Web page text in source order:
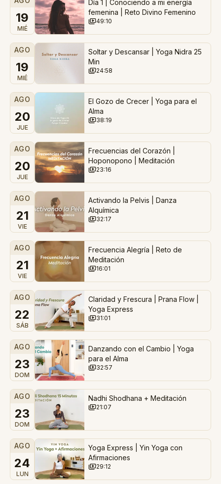
19
MIÉ
Día 1 | Conociendo a mi energía
femenina | Reto Divino Femenino
49:10
AGO
19
MIÉ
Soltar y Descansar | Yoga Nidra 25
Min
24:58
AGO
20
JUE
El Gozo de Crecer | Yoga para el
Alma
38:19
AGO
20
JUE
Frecuencias del Corazón |
Hoponopono | Meditación
23:16
AGO
21
VIE
Activando la Pelvis | Danza
Alquímica
32:17
AGO
21
VIE
Frecuencia Alegría | Reto de
Meditación
16:01
AGO
22
SÁB
Claridad y Frescura | Prana Flow |
Yoga Express
31:01
AGO
23
DOM
Danzando con el Cambio | Yoga
para el Alma
32:57
AGO
23
DOM
Nadhi Shodhana + Meditación
21:07
AGO
24
LUN
Yoga Express | Yin Yoga con
Afirmaciones
29:12